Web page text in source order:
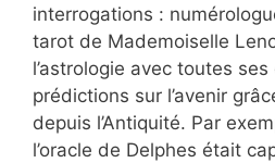
interrogations :
tarot de Mademoiselle
l’astrologie avec toutes
prédictions sur l’avenir
depuis l’Antiquité. Par
l’oracle de Delphes était